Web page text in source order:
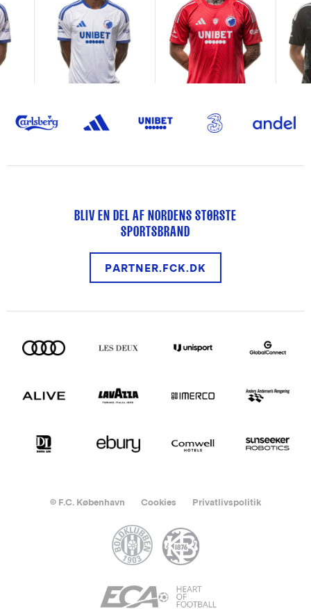
BLIV EN DEL AF NORDENS STØRSTE
SPORTSBRAND
PARTNER.FCK.DK
© F.C. København Cookies Privatlivspolitik